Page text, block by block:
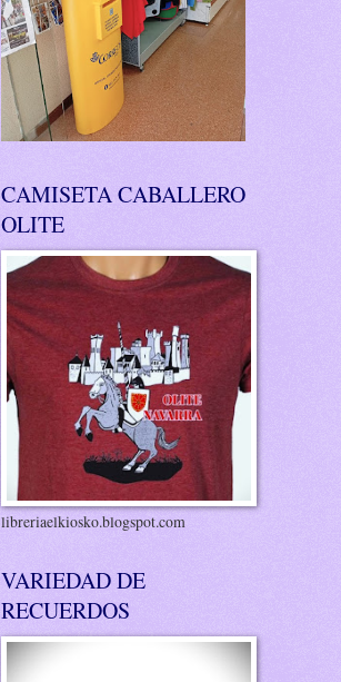
CAMISETA CABALLERO
OLITE
libreriaelkiosko.blogspot.com
VARIEDAD DE
RECUERDOS